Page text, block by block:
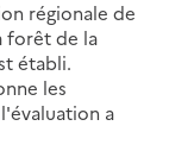
régionale de
forêt de la
établi.
les
a